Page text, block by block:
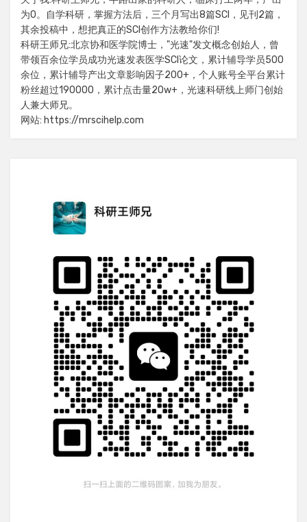
为0。自学科研，掌握方法后，三个月写出8篇SCI，见刊2篇，
其余投稿中，想把真正的SCI创作方法教给你们!
科研王师兄:北京协和医学院博士，"光速"发文概念创始人，曾
带领百余位学员成功光速发表医学SCI论文，累计辅导学员500
余位，累计辅导产出文章影响因子200+，个人账号全平台累计
粉丝超过190000，累计点击量20w+，光速科研线上师门创始
人兼大师兄。
网站: https://mrscihelp.com